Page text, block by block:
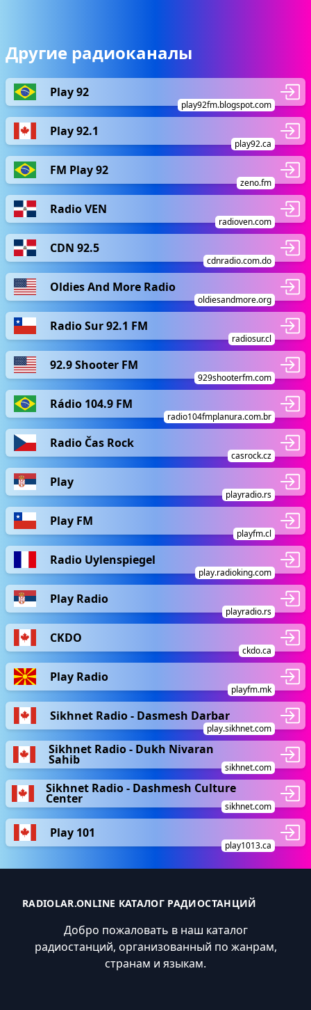
Другие радиоканалы
Play 92
play92fm.blogspot.com
Play 92.1
play92.ca
FM Play 92
zeno.fm
Radio VEN
radioven.com
CDN 92.5
cdnradio.com.do
Oldies And More Radio
oldiesandmore.org
Radio Sur 92.1 FM
radiosur.cl
92.9 Shooter FM
929shooterfm.com
Rádio 104.9 FM
radio104fmplanura.com.br
Radio Čas Rock
casrock.cz
Play
playradio.rs
Play FM
playfm.cl
Radio Uylenspiegel
play.radioking.com
Play Radio
playradio.rs
CKDO
ckdo.ca
Play Radio
playfm.mk
Sikhnet Radio - Dasmesh Darbar
play.sikhnet.com
Sikhnet Radio - Dukh Nivaran
Sahib
sikhnet.com
Sikhnet Radio - Dashmesh Culture
Center
sikhnet.com
Play 101
play1013.ca
RADIOLAR.ONLINE КАТАЛОГ РАДИОСТАНЦИЙ
Добро пожаловать в наш каталог
радиостанций, организованный по жанрам,
странам и языкам.